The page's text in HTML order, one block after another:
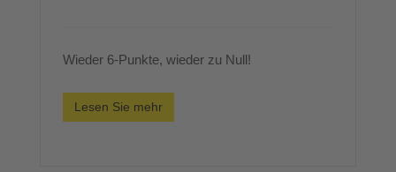
Wieder 6-Punkte, wieder zu Null!
Lesen Sie mehr